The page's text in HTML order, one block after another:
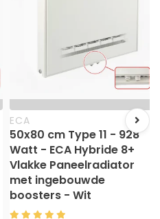
ECA
50x80 cm Type 11 - 928
Watt - ECA Hybride 8+
Vlakke Paneelradiator
met ingebouwde
boosters - Wit